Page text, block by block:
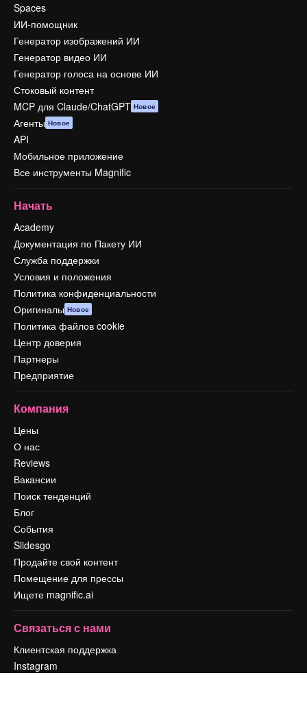
Spaces
ИИ-помощник
Генератор изображений ИИ
Генератор видео ИИ
Генератор голоса на основе ИИ
Стоковый контент
MCP для Claude/ChatGPT Новое
Агенты Новое
API
Мобильное приложение
Все инструменты Magnific
Начать
Academy
Документация по Пакету ИИ
Служба поддержки
Условия и положения
Политика конфиденциальности
Оригиналы Новое
Политика файлов cookie
Центр доверия
Партнеры
Предприятие
Компания
Цены
О нас
Reviews
Вакансии
Поиск тенденций
Блог
События
Slidesgo
Продайте свой контент
Помещение для прессы
Ищете magnific.ai
Связаться с нами
Клиентская поддержка
Instagram